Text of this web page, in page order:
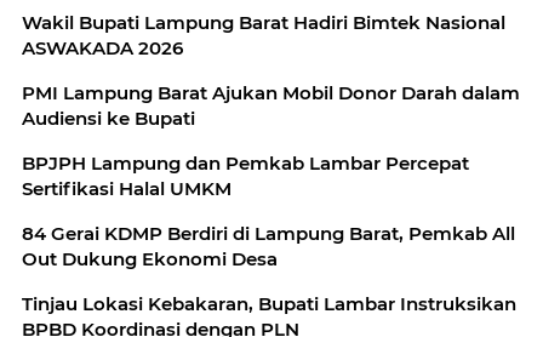
Wakil Bupati Lampung Barat Hadiri Bimtek Nasional
ASWAKADA 2026
PMI Lampung Barat Ajukan Mobil Donor Darah dalam
Audiensi ke Bupati
BPJPH Lampung dan Pemkab Lambar Percepat
Sertifikasi Halal UMKM
84 Gerai KDMP Berdiri di Lampung Barat, Pemkab All
Out Dukung Ekonomi Desa
Tinjau Lokasi Kebakaran, Bupati Lambar Instruksikan
BPBD Koordinasi dengan PLN